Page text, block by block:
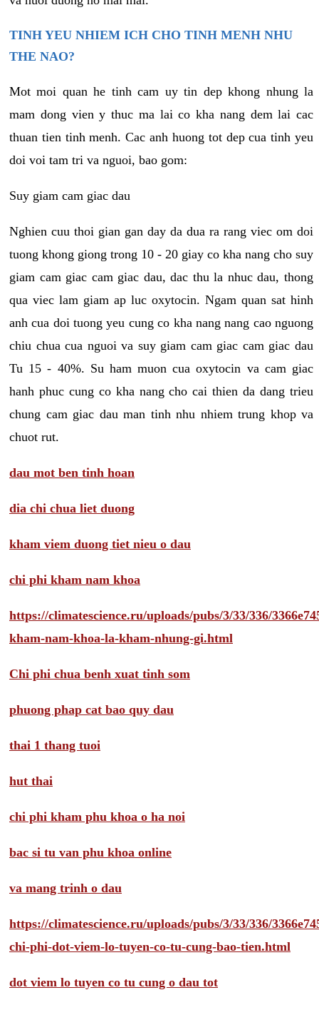
TINH YEU NHIEM ICH CHO TINH MENH NHU
THE NAO?
Mot moi quan he tinh cam uy tin dep khong nhung la
mam dong vien y thuc ma lai co kha nang dem lai cac
thuan tien tinh menh. Cac anh huong tot dep cua tinh yeu
doi voi tam tri va nguoi, bao gom:
Suy giam cam giac dau
Nghien cuu thoi gian gan day da dua ra rang viec om doi
tuong khong giong trong 10 - 20 giay co kha nang cho suy
giam cam giac cam giac dau, dac thu la nhuc dau, thong
qua viec lam giam ap luc oxytocin. Ngam quan sat hinh
anh cua doi tuong yeu cung co kha nang nang cao nguong
chiu chua cua nguoi va suy giam cam giac cam giac dau
Tu 15 - 40%. Su ham muon cua oxytocin va cam giac
hanh phuc cung co kha nang cho cai thien da dang trieu
chung cam giac dau man tinh nhu nhiem trung khop va
chuot rut.
dau mot ben tinh hoan
dia chi chua liet duong
kham viem duong tiet nieu o dau
chi phi kham nam khoa
https://climatescience.ru/uploads/pubs/3/33/336/
kham-nam-khoa-la-kham-nhung-gi.html
Chi phi chua benh xuat tinh som
phuong phap cat bao quy dau
thai 1 thang tuoi
hut thai
chi phi kham phu khoa o ha noi
bac si tu van phu khoa online
va mang trinh o dau
https://climatescience.ru/uploads/pubs/3/33/336/
chi-phi-dot-viem-lo-tuyen-co-tu-cung-bao-tien.html
dot viem lo tuyen co tu cung o dau tot